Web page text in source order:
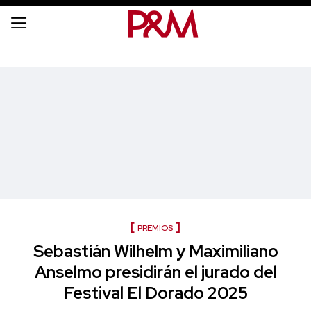
PREMIOS
Sebastián Wilhelm y Maximiliano
Anselmo presidirán el jurado del
Festival El Dorado 2025